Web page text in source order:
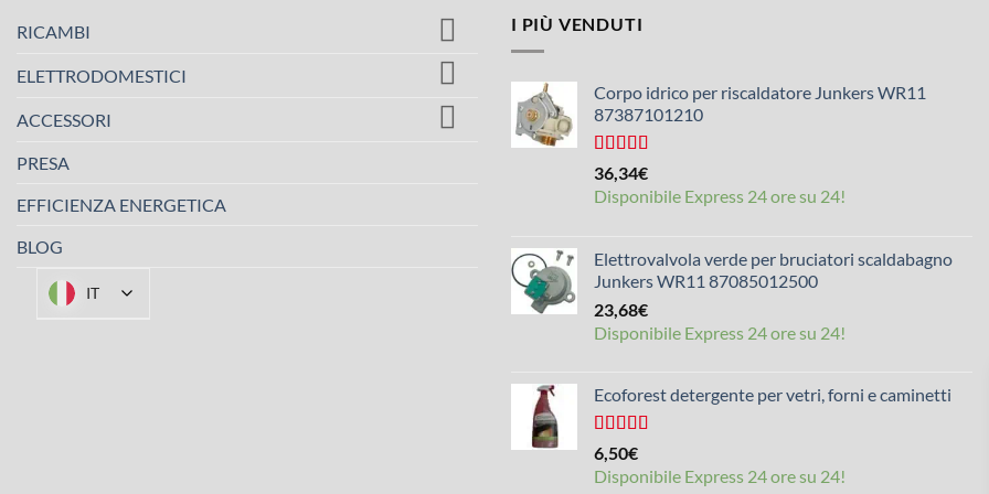
RICAMBI
ELETTRODOMESTICI
ACCESSORI
PRESA
EFFICIENZA ENERGETICA
BLOG
IT
I PIÙ VENDUTI
Corpo idrico per riscaldatore Junkers WR11
87387101210
Valutato
4,50
su 5
36,34€
Disponibile Express 24 ore su 24!
Elettrovalvola verde per bruciatori scaldabagno
Junkers WR11 87085012500
23,68€
Disponibile Express 24 ore su 24!
Ecoforest detergente per vetri, forni e caminetti
Valutato
4,33
su 5
6,50€
Disponibile Express 24 ore su 24!